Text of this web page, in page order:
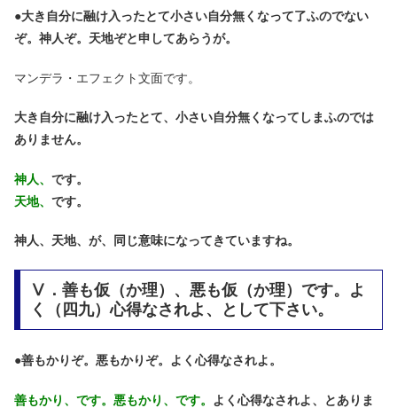
●大き自分に融け入ったとて小さい自分無くなって了ふのでない
ぞ。神人ぞ。天地ぞと申してあらうが。
マンデラ・エフェクト文面です。
大き自分に融け入ったとて、小さい自分無くなってしまふのでは
ありません。
神人、 です。
天地、 です。
神人、天地、が、同じ意味になってきていますね。
Ⅴ．善も仮（か理）、悪も仮（か理）です。よ
く（四九）心得なされよ、として下さい。
●善もかりぞ。悪もかりぞ。よく心得なされよ。
善もかり、です。悪もかり、です。
よく心得なされよ、とありま